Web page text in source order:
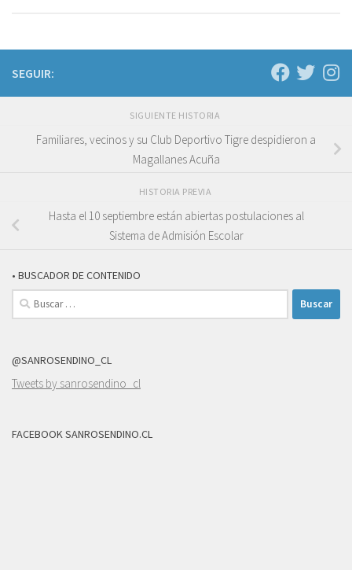
SEGUIR:
SIGUIENTE HISTORIA
Familiares, vecinos y su Club Deportivo Tigre despidieron a
Magallanes Acuña
HISTORIA PREVIA
Hasta el 10 septiembre están abiertas postulaciones al
Sistema de Admisión Escolar
• BUSCADOR DE CONTENIDO
Buscar:
@SANROSENDINO_CL
Tweets by sanrosendino_cl
FACEBOOK SANROSENDINO.CL